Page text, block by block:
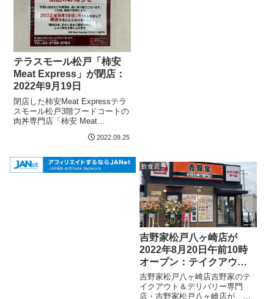
テラスモール松戸「柿安
Meat Express」が閉店：
2022年9月19日
閉店した柿安Meat Expressテラ
スモール松戸3階フードコートの
肉丼専門店「柿安 Meat
9月19日（木）に閉店しました。
な肉料理を提供していました。
テラスモール...
2022.09.25
飲食店
吉野家松戸八ヶ崎店が
2022年8月20日午前10時
オープン：テイクアウト
＆デリバリー専門＆ドラ
イブスルー
吉野家松戸八ヶ崎店吉野家のテ
イクアウト＆デリバリー専門
店・吉野家松戸八ヶ崎店が、